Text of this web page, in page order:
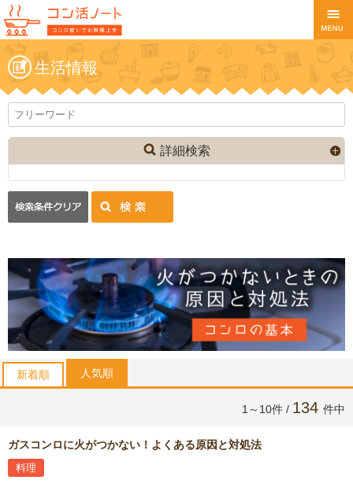
生活情報
詳細検索
新着順 人気順
1～10件 / 134 件中
ガスコンロに火がつかない！よくある原因と対処法
料理